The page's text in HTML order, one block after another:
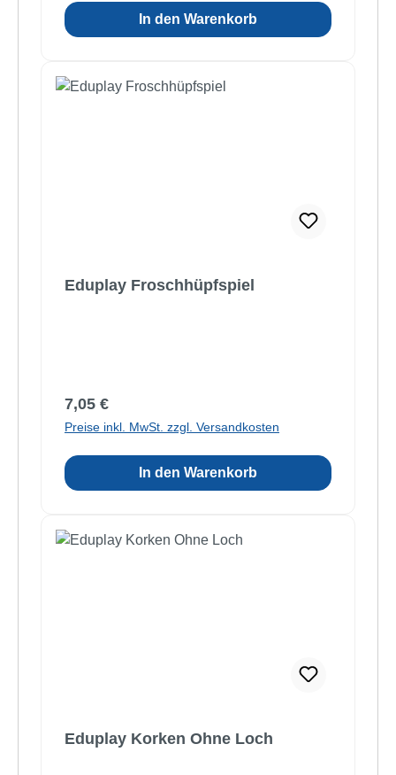
In den Warenkorb
Eduplay Froschhüpfspiel
Regulärer Preis:
7,05 €
Preise inkl. MwSt. zzgl. Versandkosten
In den Warenkorb
Eduplay Korken Ohne Loch